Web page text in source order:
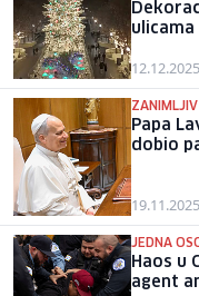
ZANIMLJIV
Papa
dobio
JEDNA
Haos u
agent